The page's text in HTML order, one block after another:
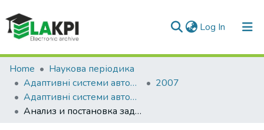
Log In (current)
Communities & Collections
All of DSpace
Statistics
Home
Наукова періодика
Адаптивні системи автоматичного управління
2007
Адаптивні системи автоматичного управління: міжвідомчий науково-технічний збірник, № 10(30)
Анализ и постановка задач исследования проблемы идентификации быстрых процессов